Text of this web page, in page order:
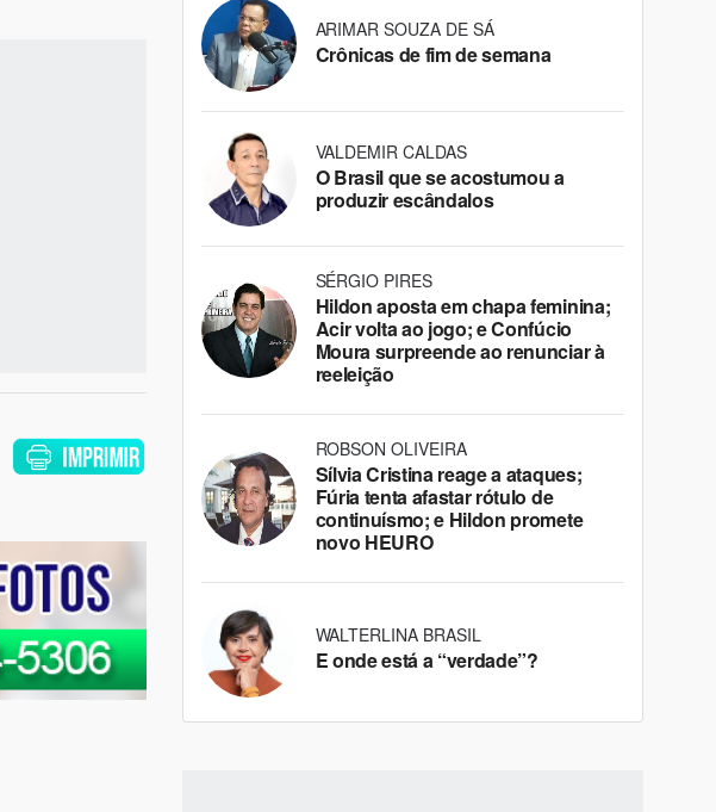
ARIMAR SOUZA DE SÁ
Crônicas de fim de semana
VALDEMIR CALDAS
O Brasil que se acostumou a
produzir escândalos
SÉRGIO PIRES
Hildon aposta em chapa feminina;
Acir volta ao jogo; e Confúcio
Moura surpreende ao renunciar à
reeleição
ROBSON OLIVEIRA
Sílvia Cristina reage a ataques;
Fúria tenta afastar rótulo de
continuísmo; e Hildon promete
novo HEURO
WALTERLINA BRASIL
E onde está a “verdade”?